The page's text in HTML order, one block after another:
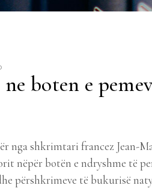
boten e
nga shkrimtari francez Jean-
nëpër botën e ndryshme të
përshkrimeve të bukurisë